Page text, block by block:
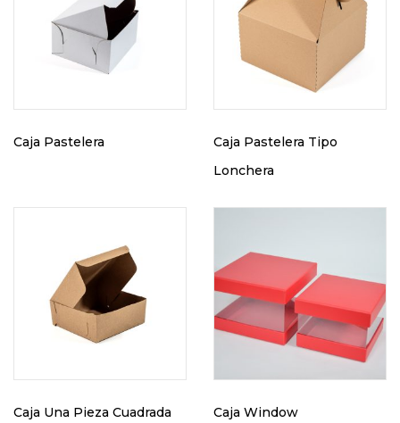
Caja Pastelera
Caja Pastelera Tipo
Lonchera
Caja Una Pieza Cuadrada Caja Window